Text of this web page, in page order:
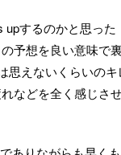
upするのかと思った
予想を良い意味で裏
思えないくらいのキ
などを全く感じさ